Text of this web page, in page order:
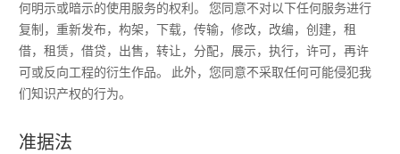
何明示或暗示的使用服务的权利。 您同意不对以下任何服务进行
复制，重新发布，构架，下载，传输，修改，改编，创建，租
借，租赁，借贷，出售，转让，分配，展示，执行，许可，再许
可或反向工程的衍生作品。 此外，您同意不采取任何可能侵犯我
们知识产权的行为。
准据法